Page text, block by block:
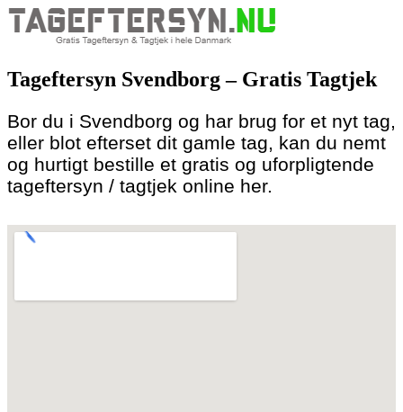
to
content
Tageftersyn Svendborg – Gratis Tagtjek
Bor du i Svendborg og har brug for et nyt tag,
eller blot efterset dit gamle tag, kan du nemt
og hurtigt bestille et gratis og uforpligtende
tageftersyn / tagtjek online her.